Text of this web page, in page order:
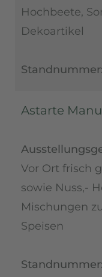
Hochbeete,
Dekoartikel
Standnummer:
Astarte
Vor Ort frisch
sowie Nuss,-
Mischungen
Speisen
Standnummer: